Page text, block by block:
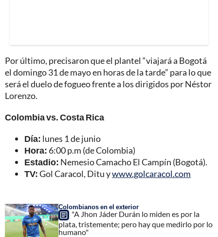
Por último, precisaron que el plantel “viajará a Bogotá
el domingo 31 de mayo en horas de la tarde” para lo que
será el duelo de fogueo frente a los dirigidos por Néstor
Lorenzo.
Colombia vs. Costa Rica
Día: lunes 1 de junio
Hora: 6:00 p.m (de Colombia)
Estadio: Nemesio Camacho El Campín (Bogotá).
TV:Gol Caracol, Ditu ywww.golcaracol.com
Colombianos en el exterior
"A Jhon Jáder Durán lo miden es por la
plata, tristemente; pero hay que medirlo por lo
humano"